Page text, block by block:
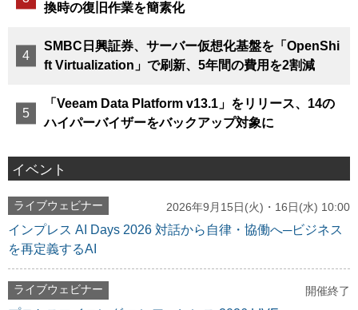
換時の復旧作業を簡素化
SMBC日興証券、サーバー仮想化基盤を「OpenShi
ft Virtualization」で刷新、5年間の費用を2割減
「Veeam Data Platform v13.1」をリリース、14の
ハイパーバイザーをバックアップ対象に
イベント
ライブウェビナー 2026年9月15日(火)・16日(水) 10:00
インプレス AI Days 2026 対話から自律・協働へ─ビジネス
を再定義するAI
ライブウェビナー 開催終了